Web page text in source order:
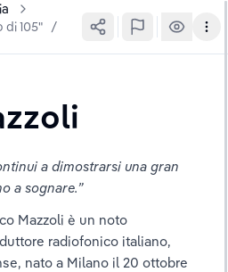
di 105" /
a dimostrarsi una gran
a sognare.”
Mazzoli è un noto
radiofonico italiano,
nato a Milano il 20 ottobre